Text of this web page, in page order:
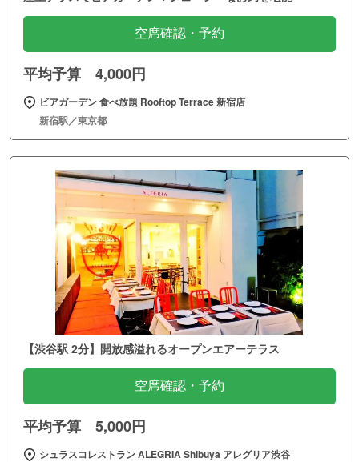
空席確認・予約
平均予算 4,000円
ビアガーデン 食べ放題 Rooftop Terrace 新宿店
新宿駅／東京都
【渋谷駅 2分】開放感溢れるオープンエアーテラス
空席確認・予約
平均予算 5,000円
シュラスコレストラン ALEGRIA Shibuya アレグリア渋谷